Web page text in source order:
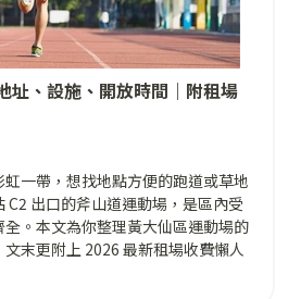
址、設施、開放時間｜附租場
一帶，想找地點方便的跑道或草地
C2 出口的斧山道運動場，是區內受
。本文為你整理黃大仙區運動場的
末更附上 2026 最新租場收費懶人